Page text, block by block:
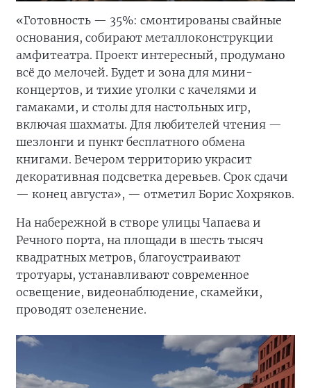
«Готовность — 35%: смонтированы свайные
основания, собирают металлоконструкции
амфитеатра. Проект интересный, продумано
всё до мелочей. Будет и зона для мини-
концертов, и тихие уголки с качелями и
гамаками, и столы для настольных игр,
включая шахматы. Для любителей чтения —
шезлонги и пункт бесплатного обмена
книгами. Вечером территорию украсит
декоративная подсветка деревьев. Срок сдачи
— конец августа», — отметил Борис Хохряков.
На набережной в створе улицы Чапаева и
Речного порта, на площади в шесть тысяч
квадратных метров, благоустраивают
тротуары, устанавливают современное
освещение, видеонаблюдение, скамейки,
проводят озеленение.